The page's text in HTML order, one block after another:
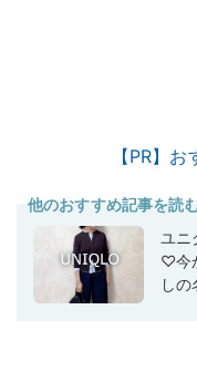
【PR】
他のおすすめ記事を読
ユニ
♡今
しの